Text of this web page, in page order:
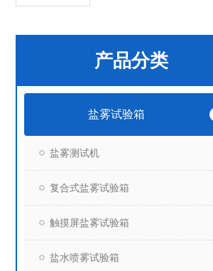
产品分类
盐雾试验箱
盐雾测试机
复合式盐雾试验箱
触摸屏盐雾试验箱
盐水喷雾试验箱